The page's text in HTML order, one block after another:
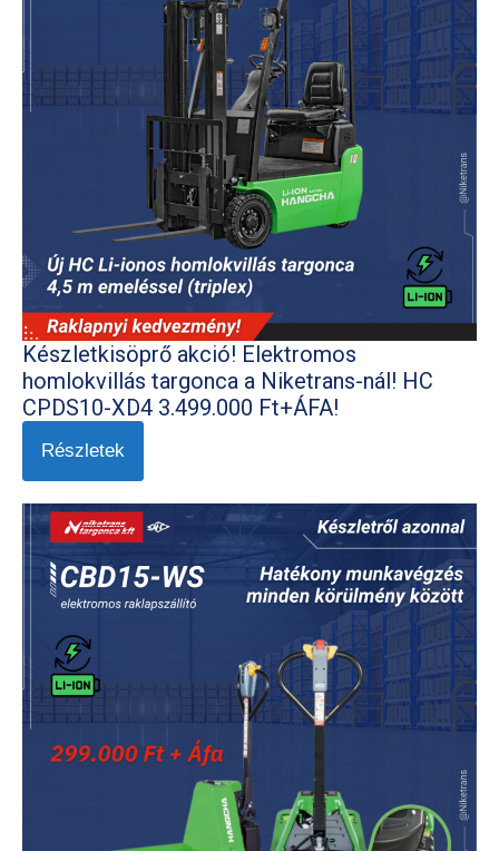
Készletkisöprő akció! Elektromos
homlokvillás targonca a Niketrans-nál! HC
CPDS10-XD4 3.499.000 Ft+ÁFA!
Részletek